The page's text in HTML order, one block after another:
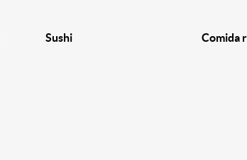
Sushi Comida